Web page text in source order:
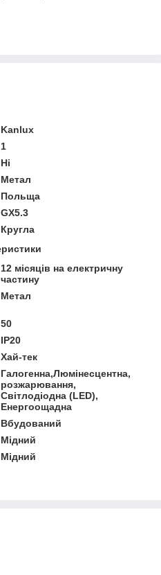
Kanlux
1
Ні
Метал
Польща
GX5.3
Кругла
12 місяців на електричну
частину
Метал
50
IP20
Хай-тек
Галогенна,Люмінесцентна,
розжарювання,
Світлодіодна (LED),
Енергоощадна
Вбудований
Мідний
Мідний